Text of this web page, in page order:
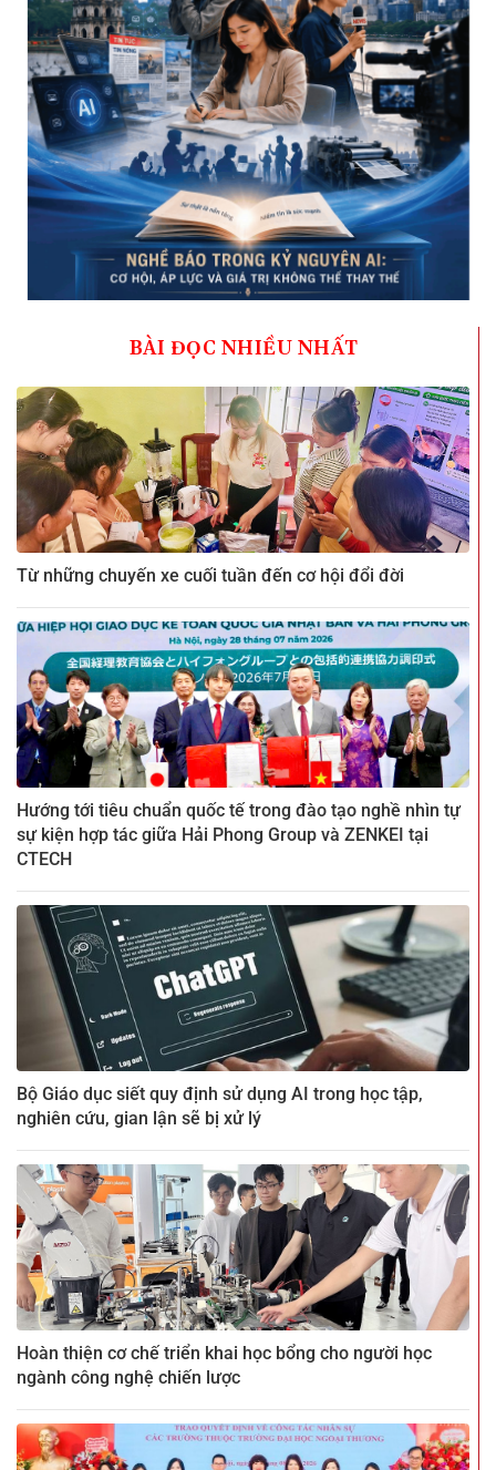
BÀI ĐỌC NHIỀU NHẤT
Từ những chuyến xe cuối tuần đến cơ hội đổi đời
Hướng tới tiêu chuẩn quốc tế trong đào tạo nghề nhìn tự
sự kiện hợp tác giữa Hải Phong Group và ZENKEI tại
CTECH
Bộ Giáo dục siết quy định sử dụng AI trong học tập,
nghiên cứu, gian lận sẽ bị xử lý
Hoàn thiện cơ chế triển khai học bổng cho người học
ngành công nghệ chiến lược